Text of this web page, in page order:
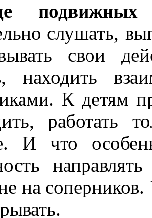
подвижных
слушать,
свои
находить
К детям
работать
И что
на